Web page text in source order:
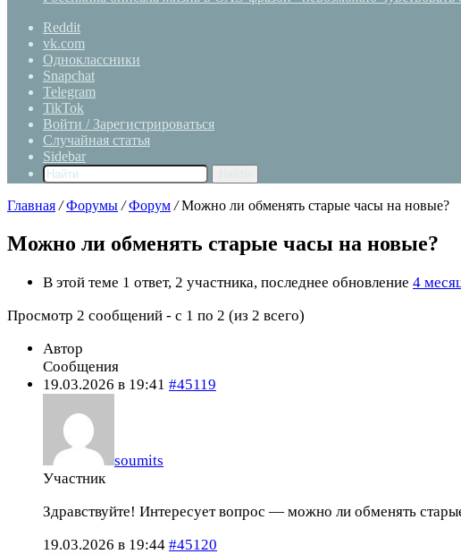
Reddit
vk.com
Одноклассники
Snapchat
Telegram
TikTok
Войти / Зарегистрироваться
Случайная статья
Sidebar
Главная / Форумы / Форум / Можно ли обменять старые часы на новые?
Можно ли обменять старые часы на новые?
В этой теме 1 ответ, 2 участника, последнее обновление 4
Просмотр 2 сообщений - с 1 по 2 (из 2 всего)
Автор
Сообщения
19.03.2026 в 19:41 #45119
soumits
Участник
Здравствуйте! Интересует вопрос — можно ли обменять
19.03.2026 в 19:44 #45120